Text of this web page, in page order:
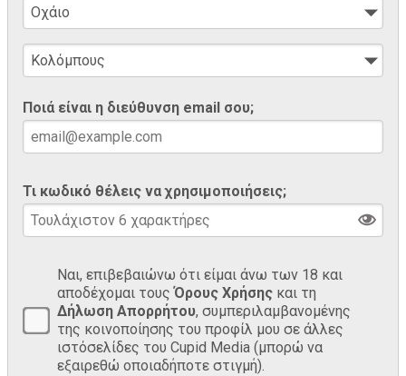
Ποιά είναι η διεύθυνση email σου;
Τι κωδικό θέλεις να χρησιμοποιήσεις;
Ναι, επιβεβαιώνω ότι είμαι άνω των 18 και
αποδέχομαι τουςΌρους Χρήσης και τη
Δήλωση Απορρήτου, συμπεριλαμβανομένης
της κοινοποίησης του προφίλ μου σε άλλες
ιστόσελίδες του Cupid Media (μπορώ να
εξαιρεθώ οποιαδήποτε στιγμή).